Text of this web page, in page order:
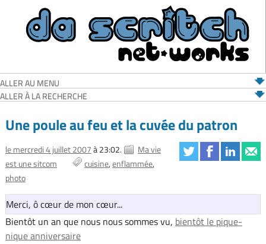
ALLER AU MENU
ALLER À LA RECHERCHE
Une poule au feu et la cuvée du patron
le mercredi 4 juillet 2007à 23:02.
Ma vie
est une sitcom
cuisine enflammée
photo
Merci, ô cœur de mon cœur...
Bientôt un an que nous nous sommes vu, bientôt le pique-
nique anniversaire